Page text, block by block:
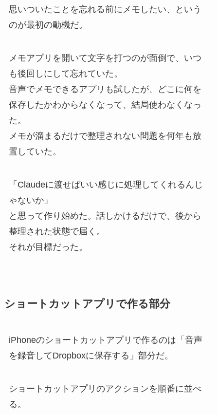
思いついたことを忘れる前にメモしたい、という
のが最初の動機だ。
メモアプリを開いて文字を打つのが面倒で、いつ
も後回しにして忘れていた。
音声でメモできるアプリも試したが、どこに何を
保存したかわからなくなって、結局使わなくなっ
た。
メモが溜まるだけで整理されない問題を何年も放
置していた。
「Claudeに渡せばいい感じに処理してくれるんじ
ゃないか」
と思って作り始めた。話しかけるだけで、後から
整理された状態で届く。
それが目標だった。
ショートカットアプリで作る部分
iPhoneのショートカットアプリで作るのは「音声
を録音してDropboxに保存する」部分だ。
ショートカットアプリのアクションを順番に並べ
る。